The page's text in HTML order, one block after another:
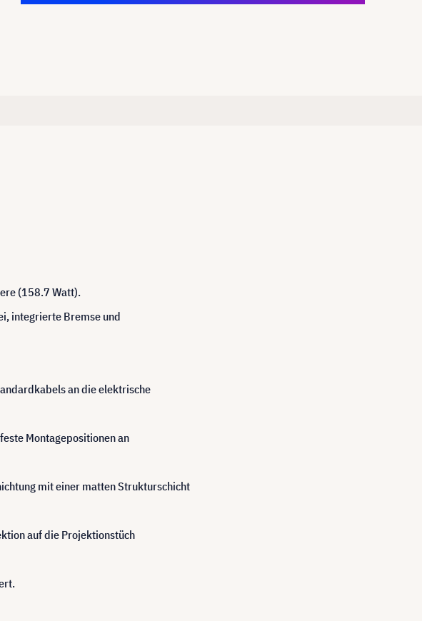
(158.7 Watt).
integrierte Bremse und
an die elektrische
Montagepositionen an
mit einer matten Strukturschicht
auf die Projektionstüch